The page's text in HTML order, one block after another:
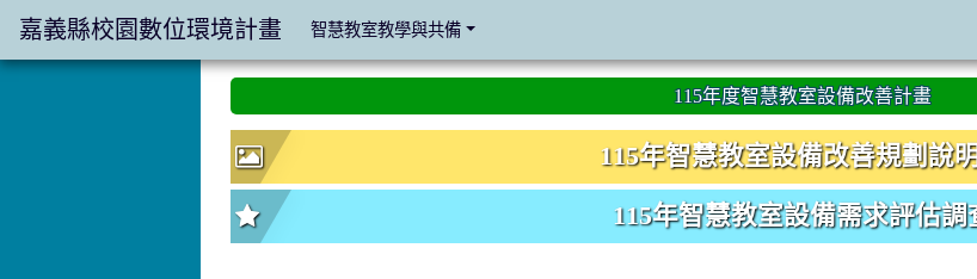
:::
115年度智慧教室設備改善計畫
115年智慧教室設備改善規劃說
115年智慧教室設備需求評估調
嘉義縣校園數位環境計畫 :::智慧教室教學與共備